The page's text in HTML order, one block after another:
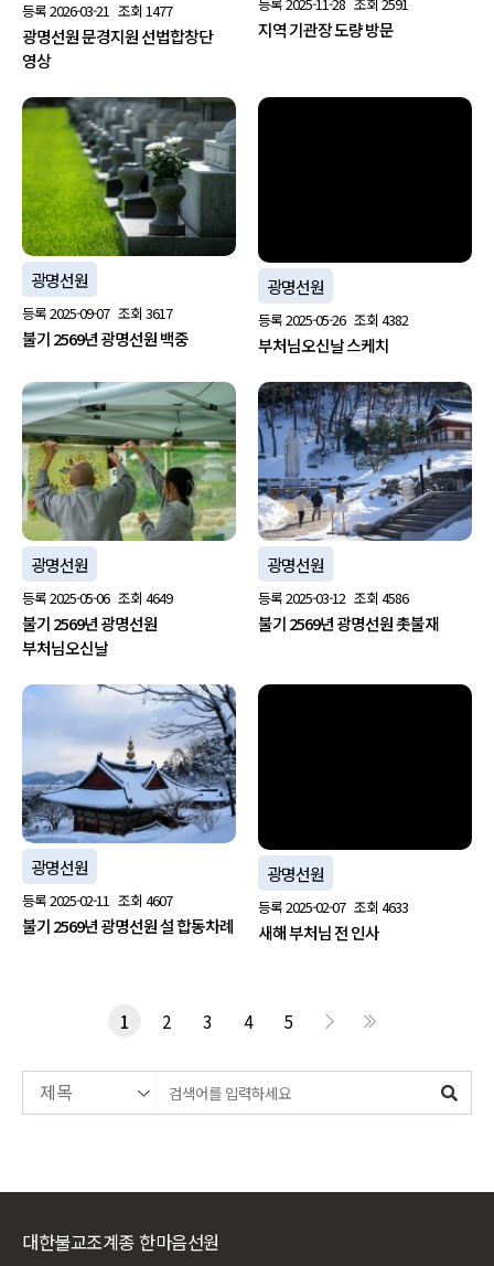
등록2026-03-21 조회 1477
광명선원 문경지원 선법합창단
영상
지역 기관장 도량 방문
광명선원
등록2025-09-07 조회 3617
불기 2569년 광명선원 백중
광명선원
등록2025-05-26 조회 4382
부처님오신날 스케치
광명선원
등록2025-05-06 조회 4649
불기 2569년 광명선원
부처님오신날
광명선원
등록2025-03-12 조회 4586
불기 2569년 광명선원 촛불재
광명선원
등록2025-02-11 조회 4607
불기 2569년 광명선원 설 합동차례
광명선원
등록2025-02-07 조회 4633
새해 부처님 전 인사
1 2 3 4 5
대한불교조계종 한마음선원